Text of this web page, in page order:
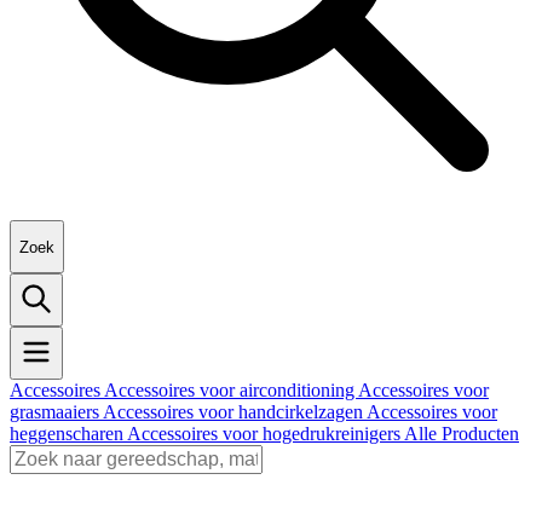
Zoek
Accessoires Accessoires voor airconditioning Accessoires voor
grasmaaiers Accessoires voor handcirkelzagen Accessoires voor
heggenscharen Accessoires voor hogedrukreinigers Alle Producten